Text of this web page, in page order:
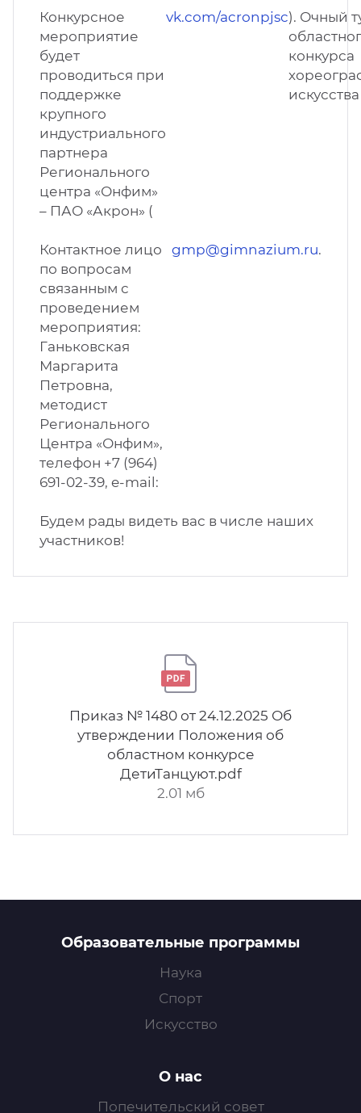
Конкурсное
мероприятие
будет
проводиться при
поддержке
крупного
индустриального
партнера
Регионального
центра «Онфим»
– ПАО «Акрон» (
vk.com/acronpjsc). Очный
конкурса
искусства
Контактное лицо
по вопросам
связанным с
проведением
мероприятия:
Ганьковская
Маргарита
Петровна,
методист
Регионального
Центра «Онфим»,
телефон +7 (964)
691-02-39, e-mail:
gmp@gimnazium.ru.
Будем рады видеть вас в числе наших
участников!
Приказ № 1480 от 24.12.2025 Об
утверждении Положения об
областном конкурсе
ДетиТанцуют.pdf
2.01 мб
Образовательные программы
Наука
Спорт
Искусство
О нас
Попечительский совет